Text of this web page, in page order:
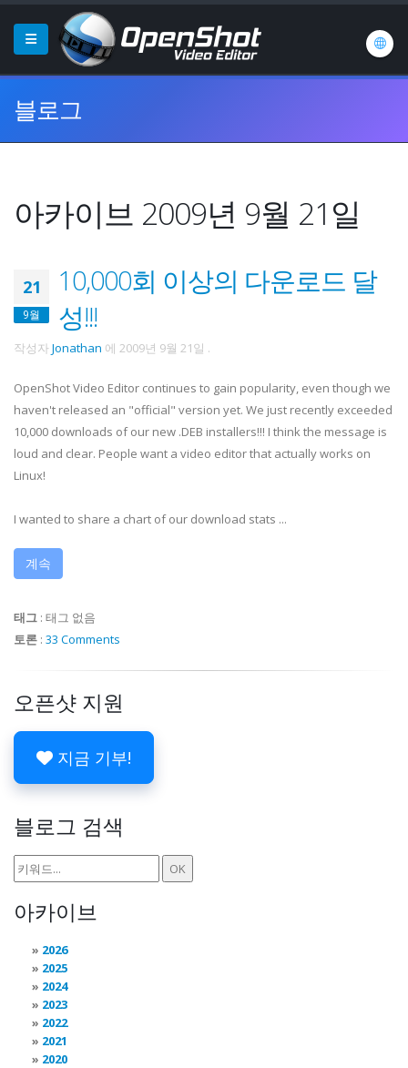
블로그
아카이브 2009년 9월 21일
21
9월
10,000회 이상의 다운로드 달
성!!!
작성자Jonathan 에 2009년 9월 21일 .
OpenShot Video Editor continues to gain popularity, even though we
haven't released an "official" version yet. We just recently exceeded
10,000 downloads of our new .DEB installers!!! I think the message is
loud and clear. People want a video editor that actually works on
Linux!
I wanted to share a chart of our download stats ...
계속
태그 : 태그 없음
토론 : 33 Comments
오픈샷 지원
지금 기부!
블로그 검색
아카이브
2026
2025
2024
2023
2022
2021
2020